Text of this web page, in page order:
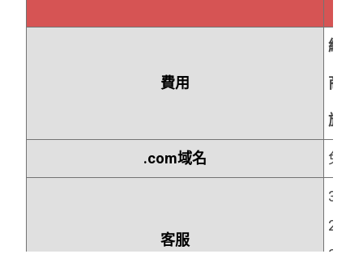
費用
經濟
商務
旗艦
.com域名 免費
客服
365/
24小
24